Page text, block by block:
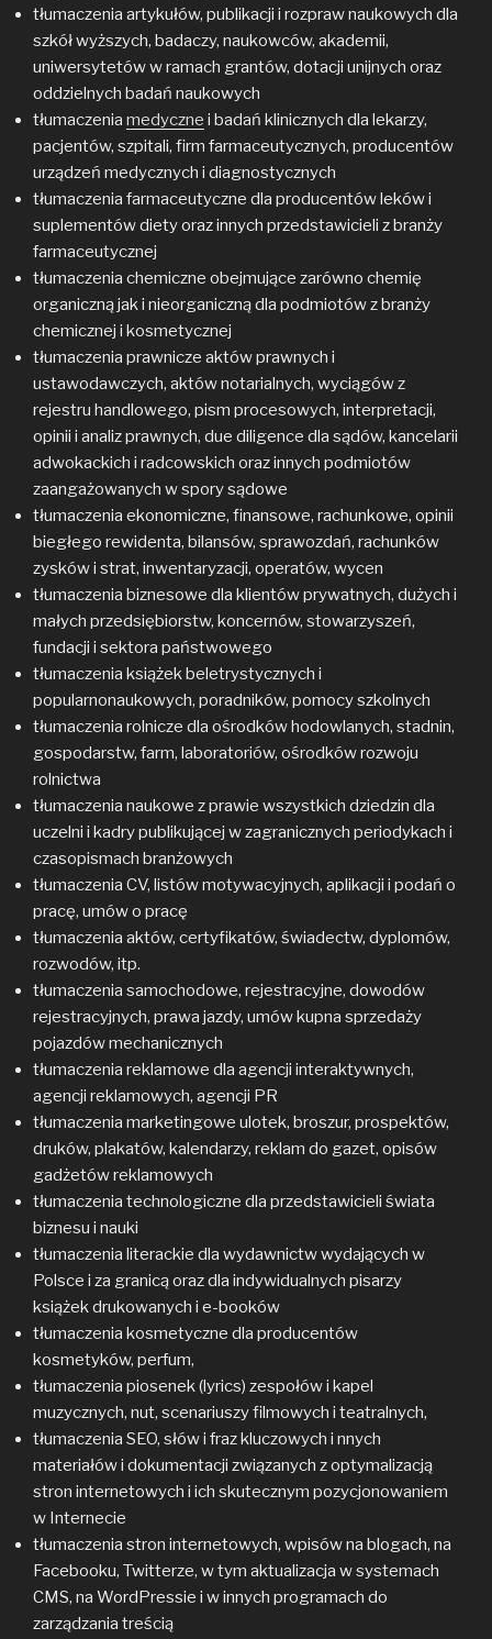
tłumaczenia artykułów, publikacji i rozpraw naukowych dla
szkół wyższych, badaczy, naukowców, akademii,
uniwersytetów w ramach grantów, dotacji unijnych oraz
oddzielnych badań naukowych
tłumaczenia medyczne i badań klinicznych dla lekarzy,
pacjentów, szpitali, firm farmaceutycznych, producentów
urządzeń medycznych i diagnostycznych
tłumaczenia farmaceutyczne dla producentów leków i
suplementów diety oraz innych przedstawicieli z branży
farmaceutycznej
tłumaczenia chemiczne obejmujące zarówno chemię
organiczną jak i nieorganiczną dla podmiotów z branży
chemicznej i kosmetycznej
tłumaczenia prawnicze aktów prawnych i
ustawodawczych, aktów notarialnych, wyciągów z
rejestru handlowego, pism procesowych, interpretacji,
opinii i analiz prawnych, due diligence dla sądów, kancelarii
adwokackich i radcowskich oraz innych podmiotów
zaangażowanych w spory sądowe
tłumaczenia ekonomiczne, finansowe, rachunkowe, opinii
biegłego rewidenta, bilansów, sprawozdań, rachunków
zysków i strat, inwentaryzacji, operatów, wycen
tłumaczenia biznesowe dla klientów prywatnych, dużych i
małych przedsiębiorstw, koncernów, stowarzyszeń,
fundacji i sektora państwowego
tłumaczenia książek beletrystycznych i
popularnonaukowych, poradników, pomocy szkolnych
tłumaczenia rolnicze dla ośrodków hodowlanych, stadnin,
gospodarstw, farm, laboratoriów, ośrodków rozwoju
rolnictwa
tłumaczenia naukowe z prawie wszystkich dziedzin dla
uczelni i kadry publikującej w zagranicznych periodykach i
czasopismach branżowych
tłumaczenia CV, listów motywacyjnych, aplikacji i podań o
pracę, umów o pracę
tłumaczenia aktów, certyfikatów, świadectw, dyplomów,
rozwodów, itp.
tłumaczenia samochodowe, rejestracyjne, dowodów
rejestracyjnych, prawa jazdy, umów kupna sprzedaży
pojazdów mechanicznych
tłumaczenia reklamowe dla agencji interaktywnych,
agencji reklamowych, agencji PR
tłumaczenia marketingowe ulotek, broszur, prospektów,
druków, plakatów, kalendarzy, reklam do gazet, opisów
gadżetów reklamowych
tłumaczenia technologiczne dla przedstawicieli świata
biznesu i nauki
tłumaczenia literackie dla wydawnictw wydających w
Polsce i za granicą oraz dla indywidualnych pisarzy
książek drukowanych i e-booków
tłumaczenia kosmetyczne dla producentów
kosmetyków, perfum,
tłumaczenia piosenek (lyrics) zespołów i kapel
muzycznych, nut, scenariuszy filmowych i teatralnych,
tłumaczenia SEO, słów i fraz kluczowych i nnych
materiałów i dokumentacji związanych z optymalizacją
stron internetowych i ich skutecznym pozycjonowaniem
w Internecie
tłumaczenia stron internetowych, wpisów na blogach, na
Facebooku, Twitterze, w tym aktualizacja w systemach
CMS, na WordPressie i w innych programach do
zarządzania treścią